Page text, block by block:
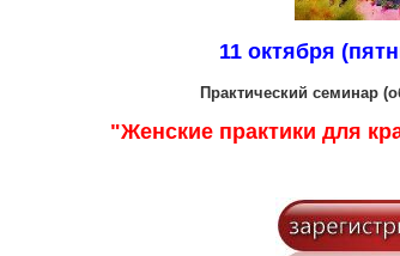
11 октября
Практический семинар
"Женские практики для